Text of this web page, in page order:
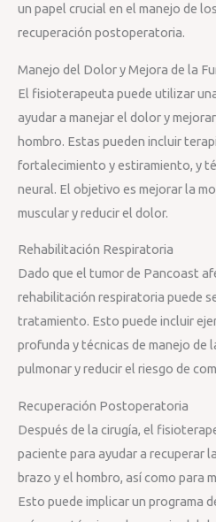
un papel crucial en el manejo de
recuperación postoperatoria.
Manejo del Dolor y Mejora de la
El fisioterapeuta puede utilizar
ayudar a manejar el dolor y
hombro. Estas pueden incluir
fortalecimiento y estiramiento, y
neural. El objetivo es mejorar la
muscular y reducir el dolor.
Rehabilitación Respiratoria
Dado que el tumor de Pancoast
rehabilitación respiratoria puede
tratamiento. Esto puede incluir
profunda y técnicas de manejo de
pulmonar y reducir el riesgo de
Recuperación Postoperatoria
Después de la cirugía, el
paciente para ayudar a recuperar
brazo y el hombro, así como para
Esto puede implicar un programa